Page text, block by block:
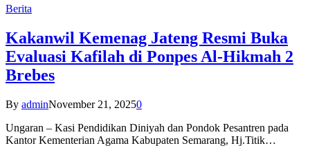
Berita
Kakanwil Kemenag Jateng Resmi Buka
Evaluasi Kafilah di Ponpes Al-Hikmah 2
Brebes
By adminNovember 21, 20250
Ungaran – Kasi Pendidikan Diniyah dan Pondok Pesantren pada
Kantor Kementerian Agama Kabupaten Semarang, Hj.Titik…